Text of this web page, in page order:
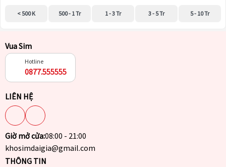
< 500 K 500 - 1 Tr 1 - 3 Tr 3 - 5 Tr 5 - 10 Tr
Vua Sim
Hotline
0877.555555
LIÊN HỆ
Giờ mở cửa:08:00 - 21:00
khosimdaigia@gmail.com
THÔNG TIN